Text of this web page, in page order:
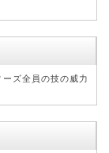
ズ全員の技の威力